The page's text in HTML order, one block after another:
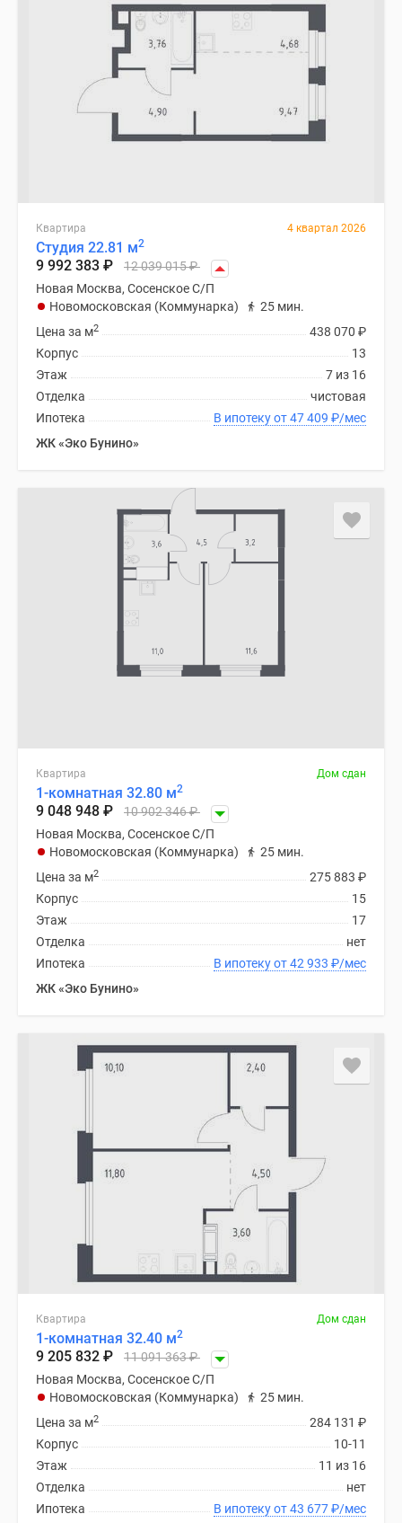
Квартира 4 квартал 2026
Студия 22.81 м2
9 992 383 ₽ 12 039 015₽
Новая Москва, Сосенское С/П
Новомосковская (Коммунарка)
25 мин.
438 070 ₽
Цена за м2
13
Корпус
7 из 16
Этаж
чистовая
Отделка
В ипотеку от 47 409 ₽/мес
Ипотека
ЖК «Эко Бунино»
Квартира Дом сдан
1-комнатная 32.80 м2
9 048 948 ₽ 10 902 346₽
Новая Москва, Сосенское С/П
Новомосковская (Коммунарка)
25 мин.
275 883 ₽
Цена за м2
15
Корпус
17
Этаж
нет
Отделка
В ипотеку от 42 933 ₽/мес
Ипотека
ЖК «Эко Бунино»
Квартира Дом сдан
1-комнатная 32.40 м2
9 205 832 ₽ 11 091 363₽
Новая Москва, Сосенское С/П
Новомосковская (Коммунарка)
25 мин.
284 131 ₽
Цена за м2
10-11
Корпус
11 из 16
Этаж
нет
Отделка
В ипотеку от 43 677₽/мес
Ипотека